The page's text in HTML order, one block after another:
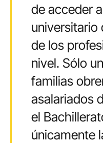
de acceder
universitario
de los
nivel. Sólo
familias
asalariados
el
únicamente